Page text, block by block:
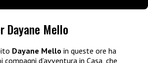
Dayane Mello
Dayane Mello in queste ore ha
d’avventura in Casa, che